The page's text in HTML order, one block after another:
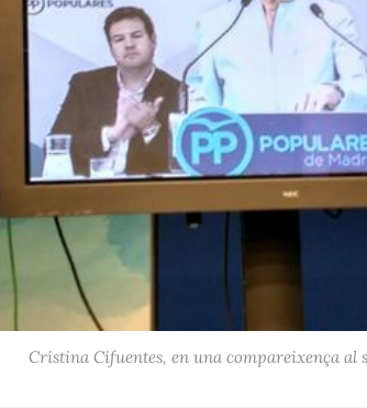
Cristina Cifuentes, en una compareixença al